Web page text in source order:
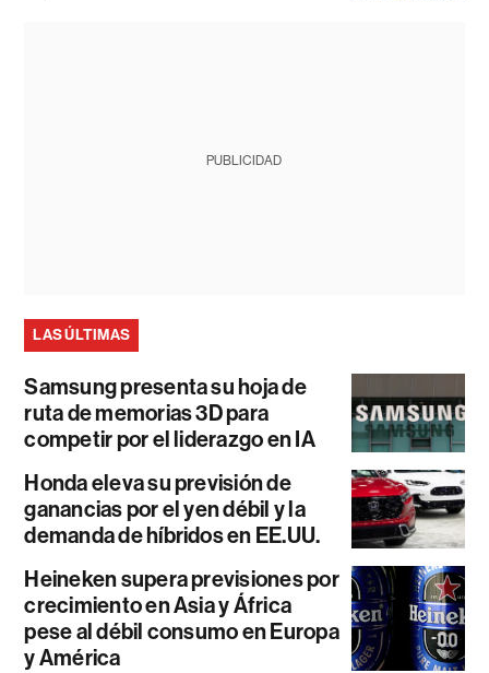
PUBLICIDAD
LAS ÚLTIMAS
Samsung presenta su hoja de
ruta de memorias 3D para
competir por el liderazgo en IA
Honda eleva su previsión de
ganancias por el yen débil y la
demanda de híbridos en EE.UU.
Heineken supera previsiones por
crecimiento en Asia y África
pese al débil consumo en Europa
y América